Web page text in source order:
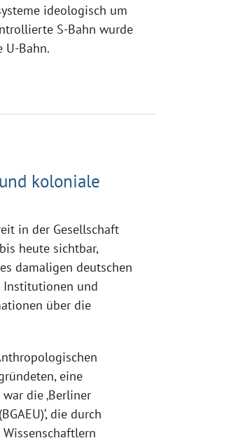
ideologisch um
S-Bahn wurde
U-Bahn.
koloniale
in der Gesellschaft
heute sichtbar,
damaligen deutschen
Institutionen und
über die
eine
die ‚Berliner
die durch